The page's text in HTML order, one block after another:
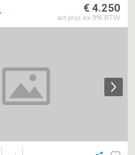
€ 4.250
act prijs ex 9% BTW